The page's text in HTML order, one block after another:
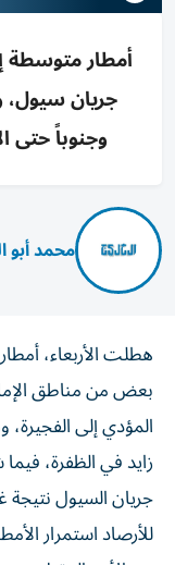
أمطار متوسطة
جريان سيول،
وجنوباً حتى
محمد
هطلت الأربعاء،
بعض من مناطق
المؤدي إلى
زايد في الظفرة،
جريان السيول نتيجة
للأرصاد استمرار